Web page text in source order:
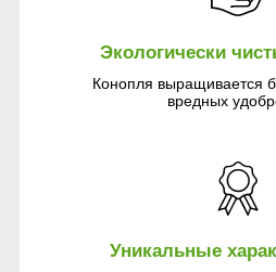
Экологически
Конопля выращивается
вредных
Уникальные